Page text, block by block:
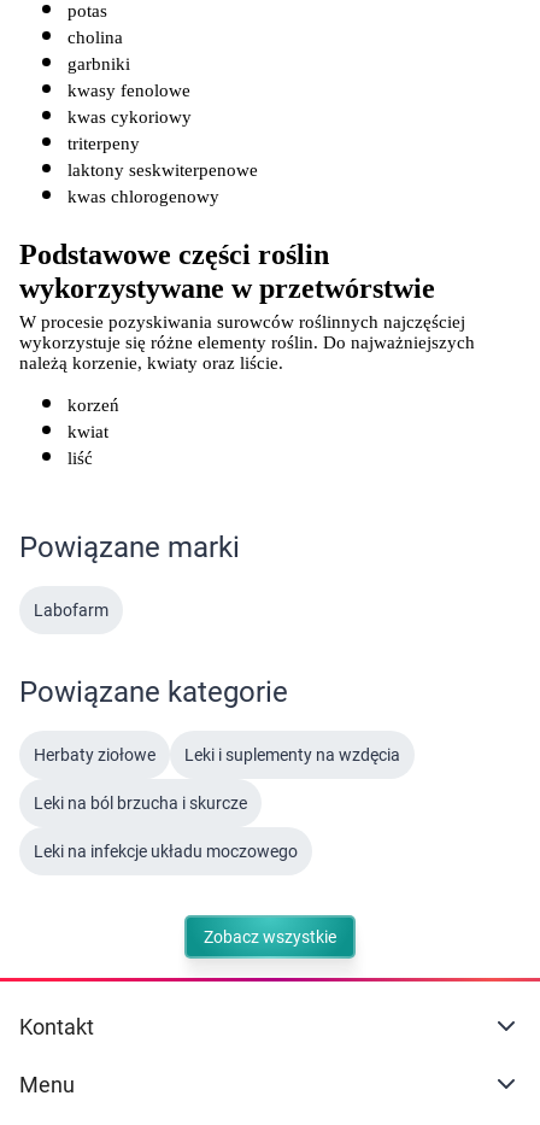
potas
cholina
garbniki
kwasy fenolowe
kwas cykoriowy
triterpeny
laktony seskwiterpenowe
kwas chlorogenowy
Podstawowe części roślin
wykorzystywane w przetwórstwie
W procesie pozyskiwania surowców roślinnych najczęściej
wykorzystuje się różne elementy roślin. Do najważniejszych
należą korzenie, kwiaty oraz liście.
korzeń
kwiat
liść
Powiązane marki
Labofarm
Powiązane kategorie
Herbaty ziołowe Leki i suplementy na wzdęcia
Leki na ból brzucha i skurcze
Leki na infekcje układu moczowego
Zobacz wszystkie
Kontakt
Menu